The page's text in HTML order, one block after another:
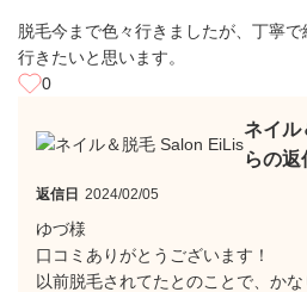
脱毛今まで色々行きましたが、丁寧
行きたいと思います。
0
ネイル
らの返
返信日 2024/02/05
ゆづ様
口コミありがとうございます！
以前脱毛されてたとのことで、か